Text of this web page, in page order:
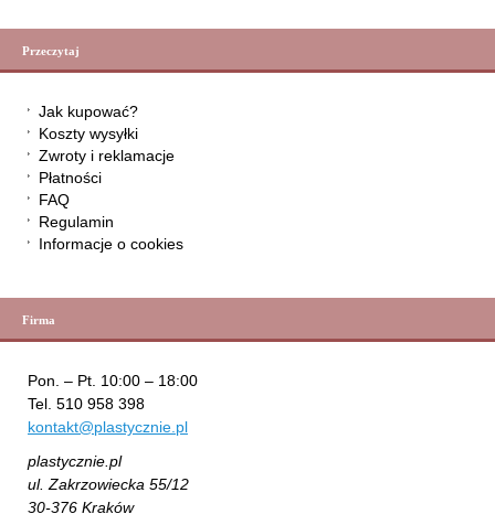
Przeczytaj
Jak kupować?
Koszty wysyłki
Zwroty i reklamacje
Płatności
FAQ
Regulamin
Informacje o cookies
Firma
Pon. – Pt. 10:00 – 18:00
Tel. 510 958 398
kontakt@plastycznie.pl
plastycznie.pl
ul. Zakrzowiecka 55/12
30-376 Kraków